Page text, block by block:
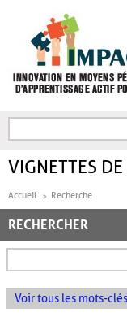
FORMULAIRE DE
VIGNETTES
Accueil Recherche
RECHERCHER
Voir tous les mots-clés